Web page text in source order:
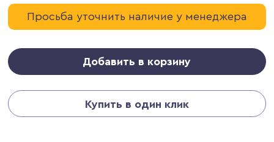
Просьба уточнить наличие у менеджера
Добавить в корзину
Купить в один клик